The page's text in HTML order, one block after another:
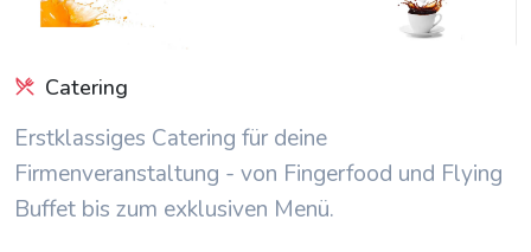
Catering
Erstklassiges Catering für deine
Firmenveranstaltung - von Fingerfood und Flying
Buffet bis zum exklusiven Menü.